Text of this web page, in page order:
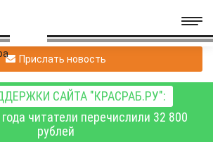
Прислать новость
САЙТА "КРАСРАБ.РУ":
читатели перечислили 32 800
рублей